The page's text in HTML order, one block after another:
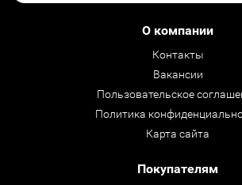
О компании
Контакты
Вакансии
Пользовательское
Политика
Карта сайта
Покупателям